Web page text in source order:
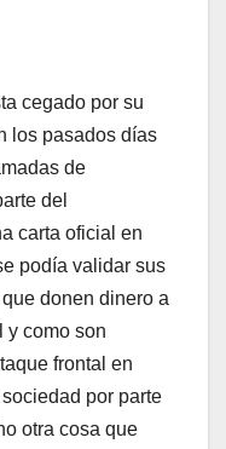
cegado por su
los pasados días
de
del
carta oficial en
podía validar sus
donen dinero a
y como son
frontal en
por parte
otra cosa que